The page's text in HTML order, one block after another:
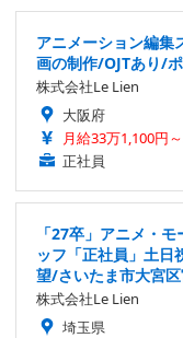
アニメーション編
画の制作/OJTあり/
株式会社Le Lien
大阪府
月給33万1,100円
正社員
「27卒」アニメ・
ッフ「正社員」土日
望/さいたま市大宮
株式会社Le Lien
埼玉県